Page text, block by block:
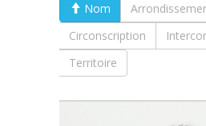
Nom
Circonscription
Territoire